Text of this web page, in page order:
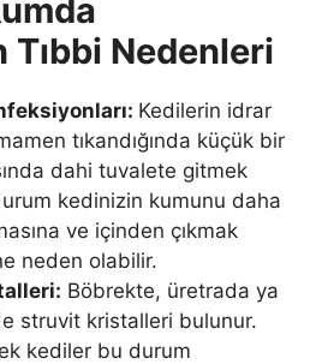
Tıbbi Nedenleri
Kedilerin idrar
tıkandığında küçük bir
dahi tuvalete gitmek
kedinizin kumunu daha
ve içinden çıkmak
neden olabilir.
Böbrekte, üretrada ya
struvit kristalleri bulunur.
kediler bu durum